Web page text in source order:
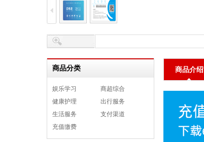
商品分类
娱乐学习
商超综合
健康护理
出行服务
生活服务
支付渠道
充值缴费
商品介绍